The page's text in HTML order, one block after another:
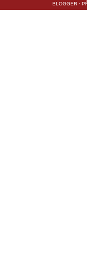
BLOGGER ·